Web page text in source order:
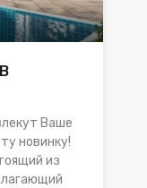
Ваше
новинку!
из